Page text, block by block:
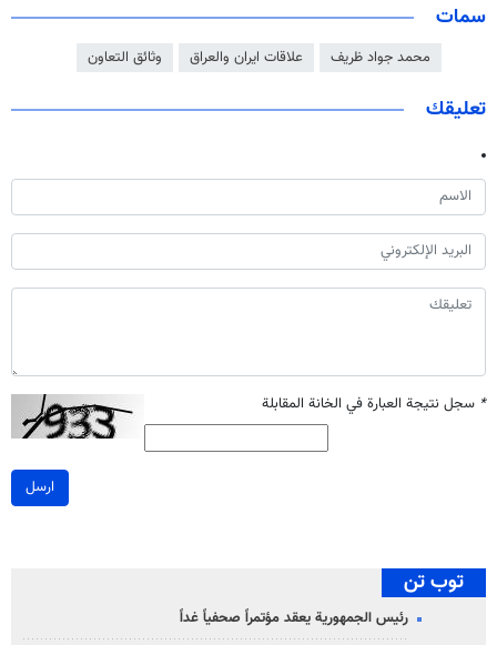
سمات
محمد جواد ظريف علاقات ايران والعراق وثائق التعاون
تعليقك
* سجل نتيجة العبارة في الخانة المقابلة
ارسل
توب تن
رئيس الجمهورية يعقد مؤتمراً صحفياً غداً